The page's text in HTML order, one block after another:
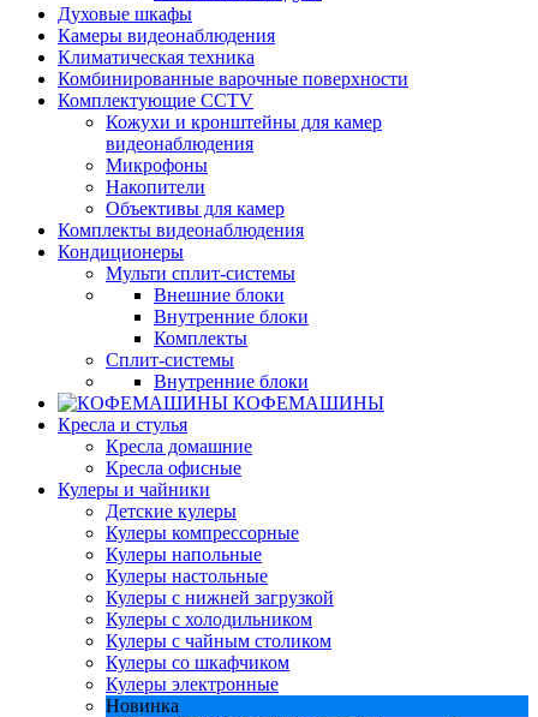
Духовые шкафы
Камеры видеонаблюдения
Климатическая техника
Комбинированные варочные поверхности
Комплектующие CCTV
Кожухи и кронштейны для камер
видеонаблюдения
Микрофоны
Накопители
Объективы для камер
Комплекты видеонаблюдения
Кондиционеры
Мульти сплит-системы
Внешние блоки
Внутренние блоки
Комплекты
Сплит-системы
Внутренние блоки
КОФЕМАШИНЫ
Кресла и стулья
Кресла домашние
Кресла офисные
Кулеры и чайники
Детские кулеры
Кулеры компрессорные
Кулеры напольные
Кулеры настольные
Кулеры с нижней загрузкой
Кулеры с холодильником
Кулеры с чайным столиком
Кулеры со шкафчиком
Кулеры электронные
Новинка